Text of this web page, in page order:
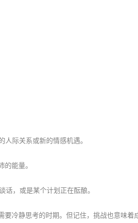
际关系或新的情感机遇。
能量。
，或是某个计划正在酝酿。
冷静思考的时期。但记住，挑战也意味着